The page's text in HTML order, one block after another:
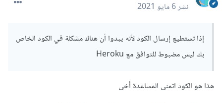
نشر6 مايو 2021
إذا تستطيع إرسال الكود لأنه يبدوا أن هناك مشكلة في الكود الخاص
بك ليس مضبوط للتوافق مع Heroku
هذا هو الكود اتمنى المساعدة أخى